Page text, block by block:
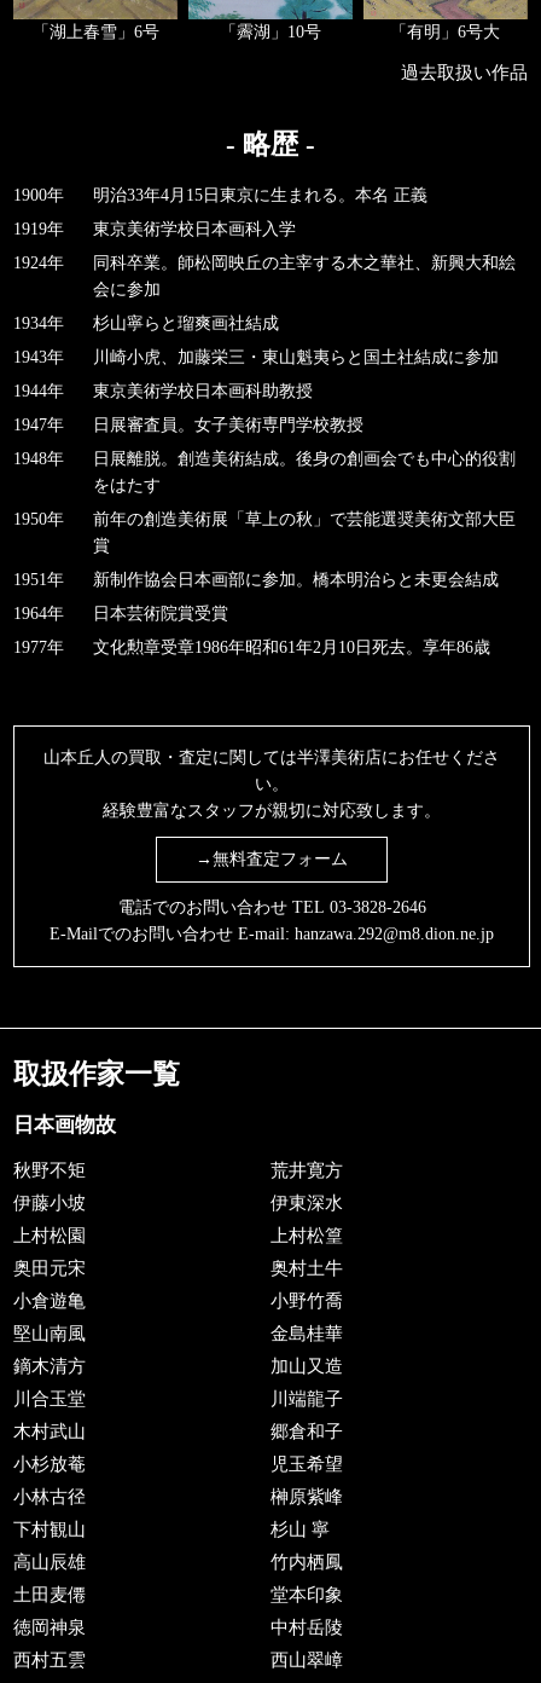
「湖上春雪」6号 「霽湖」10号 「有明」6号大
過去取扱い作品
- 略歴 -
1900年
明治33年4月15日東京に生まれる。本名 正義
1919年
東京美術学校日本画科入学
1924年
同科卒業。師松岡映丘の主宰する木之華社、新興大和絵
会に参加
1934年
杉山寧らと瑠爽画社結成
1943年
川崎小虎、加藤栄三・東山魁夷らと国土社結成に参加
1944年
東京美術学校日本画科助教授
1947年
日展審査員。女子美術専門学校教授
1948年
日展離脱。創造美術結成。後身の創画会でも中心的役割
をはたす
1950年
前年の創造美術展「草上の秋」で芸能選奨美術文部大臣
賞
1951年
新制作協会日本画部に参加。橋本明治らと未更会結成
1964年
日本芸術院賞受賞
1977年
文化勲章受章1986年昭和61年2月10日死去。享年86歳
山本丘人の買取・査定に関しては半澤美術店にお任せくださ
い。
経験豊富なスタッフが親切に対応致します。
→無料査定フォーム
電話でのお問い合わせ TEL 03-3828-2646
E-Mailでのお問い合わせ E-mail: hanzawa.292@m8.dion.ne.jp
取扱作家一覧
日本画物故
秋野不矩
荒井寛方
伊藤小坡
伊東深水
上村松園
上村松篁
奥田元宋
奥村土牛
小倉遊亀
小野竹喬
堅山南風
金島桂華
鏑木清方
加山又造
川合玉堂
川端龍子
木村武山
郷倉和子
小杉放菴
児玉希望
小林古径
榊原紫峰
下村観山
杉山 寧
高山辰雄
竹内栖鳳
土田麦僊
堂本印象
徳岡神泉
中村岳陵
西村五雲
西山翠嶂